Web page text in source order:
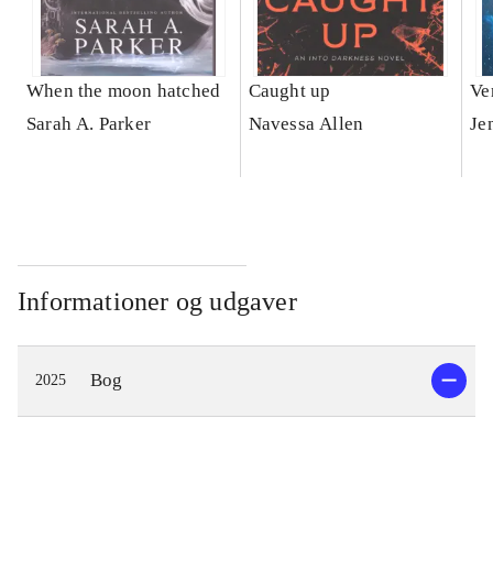
When the moon hatched
Sarah A. Parker
Caught up
Navessa Allen
Informationer og udgaver
2025 Bog